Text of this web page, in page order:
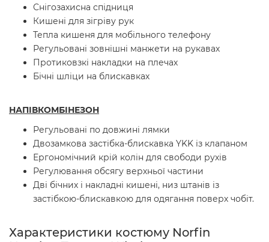
Снігозахисна спідниця
Кишені для зігріву рук
Тепла кишеня для мобільного телефону
Регульовані зовнішні манжети на рукавах
Протиковзкі накладки на плечах
Бічні шліци на блискавках
НАПІВКОМБІНЕЗОН
Регульовані по довжині лямки
Двозамкова застібка-блискавка YKK із клапаном
Ергономічний крій колін для свободи рухів
Регулювання обсягу верхньої частини
Дві бічних і накладні кишені, низ штанів із
застібкою-блискавкою для одягання поверх чобіт.
Характеристики костюму Norfin